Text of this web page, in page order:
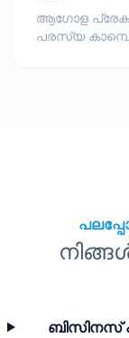
ആഗോള
പരസ്യ
ബിസിനസ്